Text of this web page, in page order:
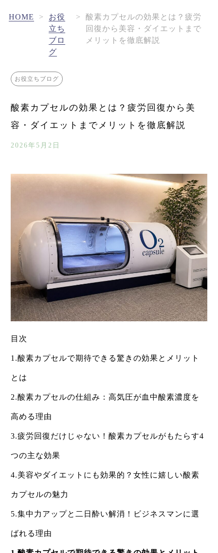
HOME >
お役
立ち
ブロ
グ
>
酸素カプセルの効果とは？疲労
回復から美容・ダイエットまで
メリットを徹底解説
お役立ちブログ
酸素カプセルの効果とは？疲労回復から美
容・ダイエットまでメリットを徹底解説
2026年5月2日
目次
​1.酸素カプセルで期待できる驚きの効果とメリット
とは
2.​酸素カプセルの仕組み：高気圧が血中酸素濃度を
高める理由
3.​疲労回復だけじゃない！酸素カプセルがもたらす4
つの主な効果
4.​美容やダイエットにも効果的？女性に嬉しい酸素
カプセルの魅力
5.​集中力アップと二日酔い解消！ビジネスマンに選
ばれる理由​